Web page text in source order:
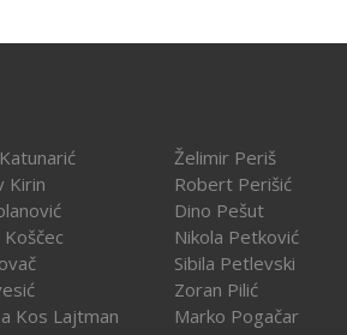
Kirin
Kos Lajtman
Želimir Periš
Robert Perišić
Dino Pešut
Nikola Petković
Sibila Petlevski
Zoran Pilić
Marko Pogačar